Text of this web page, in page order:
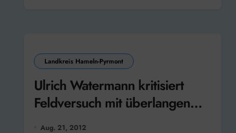
Landkreis Hameln-Pyrmont
Ulrich Watermann kritisiert
Feldversuch mit überlangen
LKW
Aug. 21, 2012